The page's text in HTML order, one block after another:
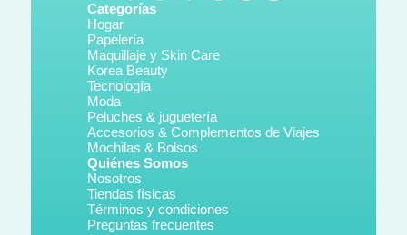
Categorías
Hogar
Papelería
Maquillaje y Skin Care
Korea Beauty
Tecnología
Moda
Peluches & juguetería
Accesorios & Complementos de Viajes
Mochilas & Bolsos
Quiénes Somos
Nosotros
Tiendas físicas
Términos y condiciones
Preguntas frecuentes